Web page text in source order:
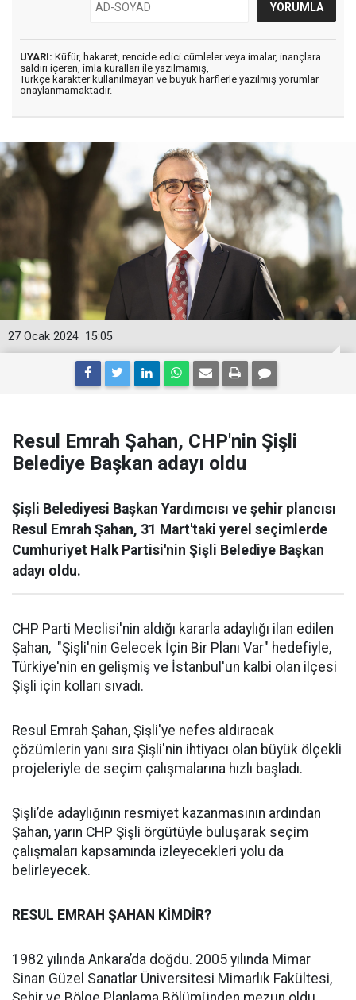
UYARI: Küfür, hakaret, rencide edici cümleler veya imalar, inançlara
saldırı içeren, imla kuralları ile yazılmamış,
Türkçe karakter kullanılmayan ve büyük harflerle yazılmış yorumlar
onaylanmamaktadır.
15:05
27 Ocak 2024
Resul Emrah Şahan, CHP'nin Şişli
Belediye Başkan adayı oldu
Şişli Belediyesi Başkan Yardımcısı ve şehir plancısı
Resul Emrah Şahan, 31 Mart'taki yerel seçimlerde
Cumhuriyet Halk Partisi'nin Şişli Belediye Başkan
adayı oldu.
CHP Parti Meclisi'nin aldığı kararla adaylığı ilan edilen
Şahan, "Şişli'nin Gelecek İçin Bir Planı Var" hedefiyle,
Türkiye'nin en gelişmiş ve İstanbul'un kalbi olan ilçesi
Şişli için kolları sıvadı.
Resul Emrah Şahan, Şişli'ye nefes aldıracak
çözümlerin yanı sıra Şişli'nin ihtiyacı olan büyük ölçekli
projeleriyle de seçim çalışmalarına hızlı başladı.
Şişli’de adaylığının resmiyet kazanmasının ardından
Şahan, yarın CHP Şişli örgütüyle buluşarak seçim
çalışmaları kapsamında izleyecekleri yolu da
belirleyecek.
RESUL EMRAH ŞAHAN KİMDİR?
1982 yılında Ankara’da doğdu. 2005 yılında Mimar
Sinan Güzel Sanatlar Üniversitesi Mimarlık Fakültesi,